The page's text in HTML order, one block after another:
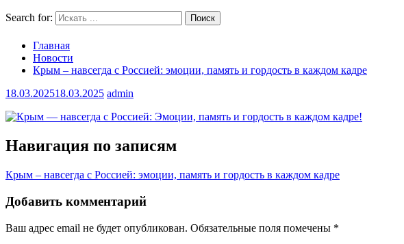
Search for:
Главная
Новости
Крым – навсегда с Россией: эмоции, память и гордость в каждом кадре
18.03.202518.03.2025 admin
Навигация по записям
Крым – навсегда с Россией: эмоции, память и гордость в каждом кадре
Добавить комментарий
Ваш адрес email не будет опубликован. Обязательные поля помечены *